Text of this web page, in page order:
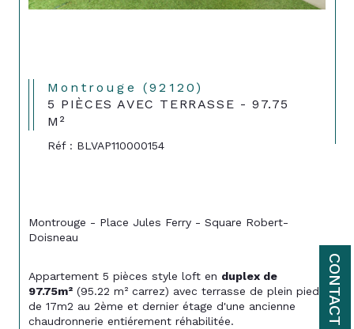
CONTACT
Montrouge (92120)
5 PIÈCES AVEC TERRASSE - 97.75
M²
Réf : BLVAP110000154
Montrouge - Place Jules Ferry - Square Robert-
Doisneau
Appartement 5 pièces style loft en duplex de
97.75m² (95.22 m² carrez) avec terrasse de plein pied
de 17m2 au 2ème et dernier étage d'une ancienne
chaudronnerie entiérement réhabilitée.